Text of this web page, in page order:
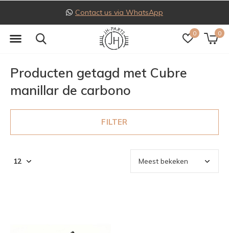
0 0
Contact us via WhatsApp
Producten getagd met Cubre
manillar de carbono
FILTER